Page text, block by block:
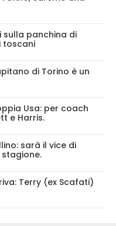
sulla panchina di
toscani
di Torino è un
Usa: per coach
e Harris.
sarà il vice di
Terry (ex Scafati)